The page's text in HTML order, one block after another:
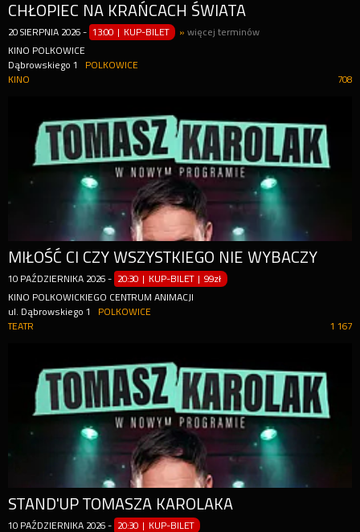
CHŁOPIEC NA KRAŃCACH ŚWIATA
20 SIERPNIA 2026 - 13:00 | KUP-BILET »więcej terminów
KINO POLKOWICE
Dąbrowskiego 1
POLKOWICE
708
KINO
MIŁOŚĆ CI CZY WSZYSTKIEGO NIE WYBACZY
10 PAŹDZIERNIKA 2026 - 20:30 | KUP-BILET |99zł
KINO POLKOWICKIEGO CENTRUM ANIMACJI
ul. Dąbrowskiego 1
POLKOWICE
1 167
TEATR
STAND'UP TOMASZA KAROLAKA
10 PAŹDZIERNIKA 2026 - 20:30 | KUP-BILET